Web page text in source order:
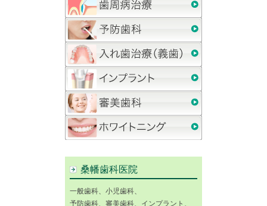
桑幡歯科医院
一般歯科、小児歯科、
予防歯科、審美歯科、インプラント、